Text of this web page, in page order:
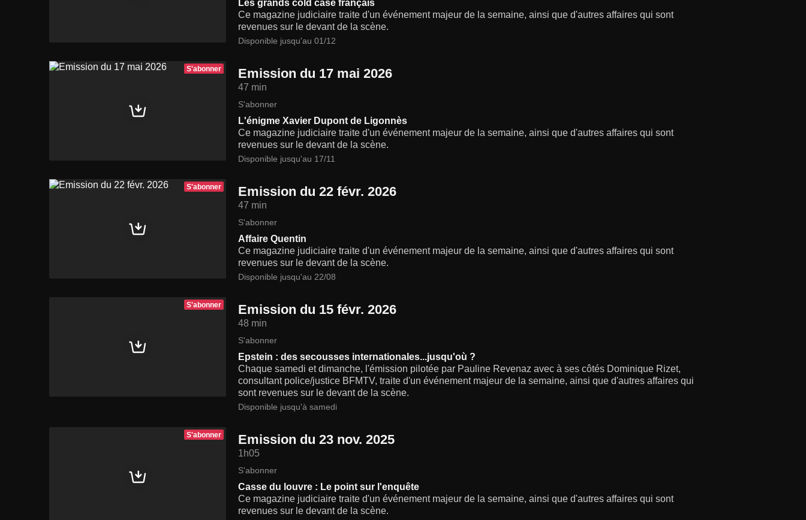
Les grands cold case français
Ce magazine judiciaire traite d'un événement majeur de la semaine, ainsi que d'autres affaires qui sont
revenues sur le devant de la scène.
Disponible jusqu'au 01/12
S'abonner Emission du 17 mai 2026
47 min
S'abonner
L'énigme Xavier Dupont de Ligonnès
Ce magazine judiciaire traite d'un événement majeur de la semaine, ainsi que d'autres affaires qui sont
revenues sur le devant de la scène.
Disponible jusqu'au 17/11
S'abonner Emission du 22 févr. 2026
47 min
S'abonner
Affaire Quentin
Ce magazine judiciaire traite d'un événement majeur de la semaine, ainsi que d'autres affaires qui sont
revenues sur le devant de la scène.
Disponible jusqu'au 22/08
S'abonner Emission du 15 févr. 2026
48 min
S'abonner
Epstein : des secousses internationales...jusqu'où ?
Chaque samedi et dimanche, l'émission pilotée par Pauline Revenaz avec à ses côtés Dominique Rizet,
consultant police/justice BFMTV, traite d'un événement majeur de la semaine, ainsi que d'autres affaires qui
sont revenues sur le devant de la scène.
Disponible jusqu'à samedi
S'abonner Emission du 23 nov. 2025
1h05
S'abonner
Casse du louvre : Le point sur l'enquête
Ce magazine judiciaire traite d'un événement majeur de la semaine, ainsi que d'autres affaires qui sont
revenues sur le devant de la scène.